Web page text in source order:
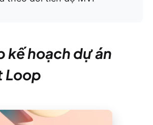
kế hoạch dự án
Loop